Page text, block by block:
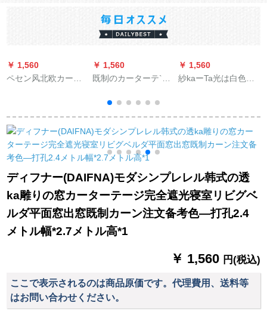
￥ 1,560
ペセン风北欧カータ
间の白纱ベルンカシ
リーの幅2.5 m*高2.7
mフル加工
￥ 1,560
既制のカーターテ`ジ
ルド小シ`トカーター
テ`ン出窓リヴィティ
ン寝室ベルダ遮光布
の星青【遮光80%】
幅1.5高2.0打穴【一
￥ 1,560
紗kaーTa光は白色の
ズシリーズン糸ベア
ラ砂遮光白紗断熱を
透過して透過しませ
がひっくり返る双生
樹-乳白の幅が2.0 X高
2.7フーク（高度改）
ディフナー(DAIFNA)モダシンプレレル韩式の透
ka雕りの窓カーターテージ完全遮光寝室リビグベ
ルダ平面窓出窓既制カーン注文备考色—打孔2.4
メトル幅*2.7メトル高*1
￥ 1,560 円(税込)
ここで表示されるのは商品原価です。代理費用、送料等
はお問い合わせください。